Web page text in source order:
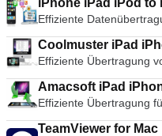
iPhone iPad iPod to
Effiziente
Coolmuster iPad
Effiziente Übertragung
Amacsoft iPad
Effiziente Übertragung
TeamViewer for Mac